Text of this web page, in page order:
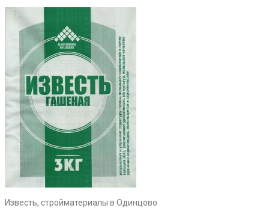
Известь, стройматериалы в Одинцово